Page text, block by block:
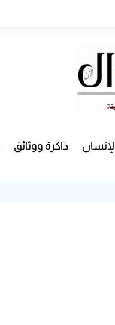
ذاكرة ووثائق